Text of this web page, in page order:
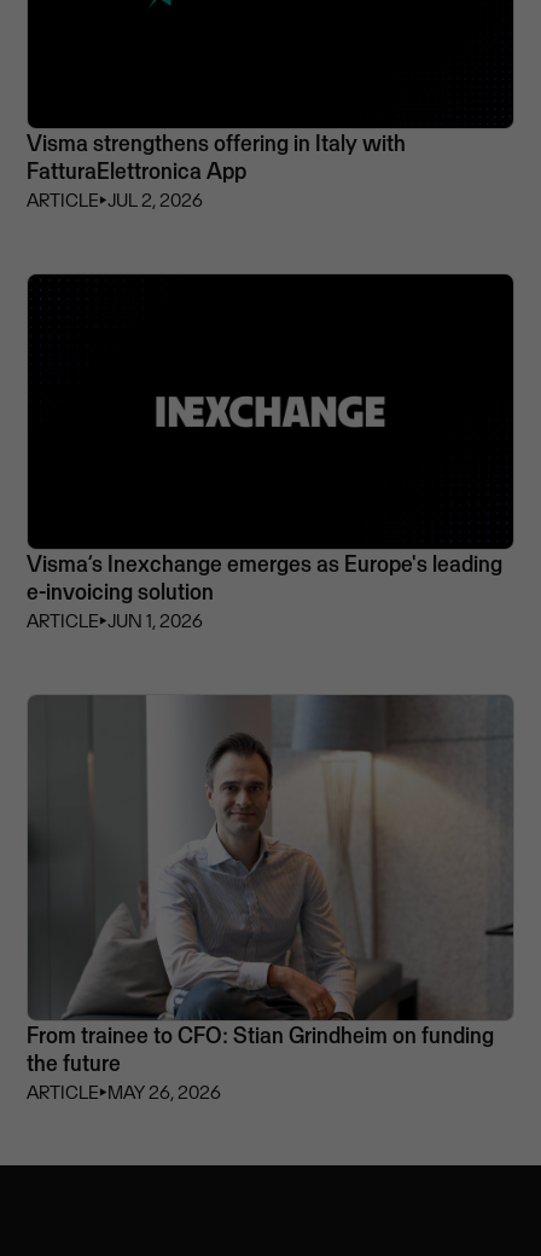
Visma strengthens offering in Italy with
FatturaElettronica App
ARTICLE⏵JUL 2, 2026
Visma’s Inexchange emerges as Europe's leading
e-invoicing solution
ARTICLE⏵JUN 1, 2026
From trainee to CFO: Stian Grindheim on funding
the future
ARTICLE⏵MAY 26, 2026